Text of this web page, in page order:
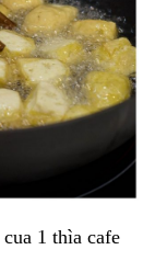
1 thìa cafe